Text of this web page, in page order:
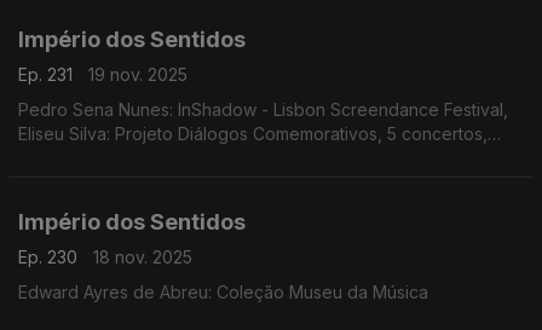
Império dos Sentidos
Ep. 231
19 nov. 2025
Pedro Sena Nunes: InShadow - Lisbon Screendance Festival,
Eliseu Silva: Projeto Diálogos Comemorativos, 5 concertos,
Império dos Sentidos
Ep. 230
18 nov. 2025
Edward Ayres de Abreu: Coleção Museu da Música